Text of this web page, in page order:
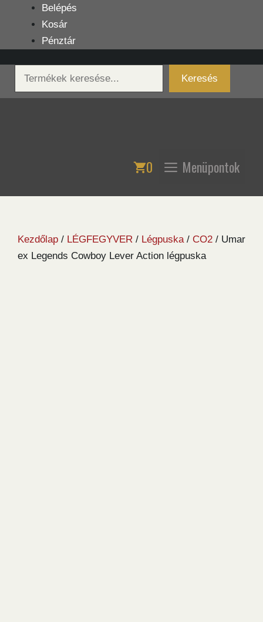
tartalomba
Belépés
Kosár
Pénztár
Keresés
Keresés
0 Menüpontok
Kezdőlap / LÉGFEGYVER / Légpuska / CO2 / Umar
ex Legends Cowboy Lever Action légpuska